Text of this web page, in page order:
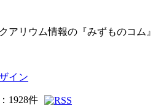
アリウム情報の『みずものコム』
： 1928件